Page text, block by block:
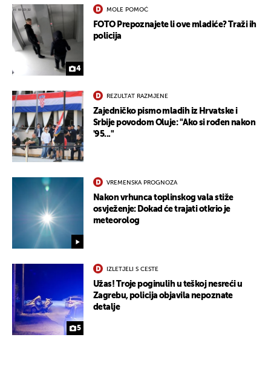
4
MOLE POMOĆ
FOTO Prepoznajete li ove mladiće? Traži ih
policija
REZULTAT RAZMJENE
Zajedničko pismo mladih iz Hrvatske i
Srbije povodom Oluje: "Ako si rođen nakon
'95..."
VREMENSKA PROGNOZA
Nakon vrhunca toplinskog vala stiže
osvježenje: Dokad će trajati otkrio je
meteorolog
5
IZLETJELI S CESTE
Užas! Troje poginulih u teškoj nesreći u
Zagrebu, policija objavila nepoznate
detalje